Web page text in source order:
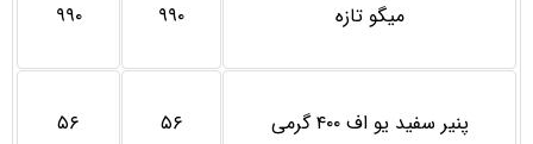
میگو تازه ۹۹۰ ۹۹۰
پنیر سفید یو اف ۴۰۰ گرمی ۵۶ ۵۶